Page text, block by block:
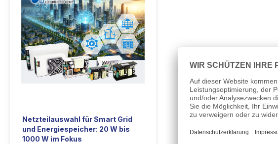
Netzteilauswahl für Smart Grid
und Energiespeicher: 20 W bis
1000 W im Fokus